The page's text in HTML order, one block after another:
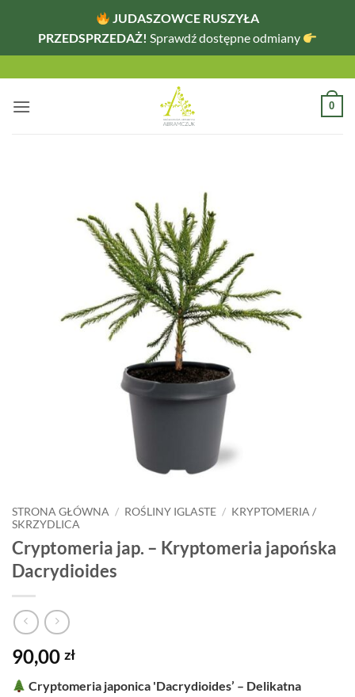
JUDASZOWCE RUSZYŁA
PRZEDSPRZEDAŻ! Sprawdź dostępne odmiany
zawartości
0
STRONA GŁÓWNA / ROŚLINY IGLASTE / KRYPTOMERIA /
SKRZYDLICA
Cryptomeria jap. – Kryptomeria japońska
Dacrydioides
90,00 zł
Cryptomeria japonica 'Dacrydioides’ – Delikatna